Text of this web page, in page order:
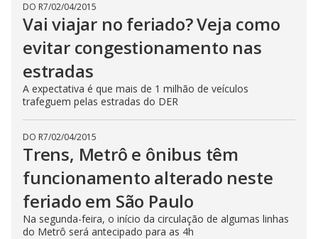
DO R7/02/04/2015
Vai viajar no feriado? Veja como
evitar congestionamento nas
estradas
A expectativa é que mais de 1 milhão de veículos
trafeguem pelas estradas do DER
DO R7/02/04/2015
Trens, Metrô e ônibus têm
funcionamento alterado neste
feriado em São Paulo
Na segunda-feira, o início da circulação de algumas linhas
do Metrô será antecipado para as 4h